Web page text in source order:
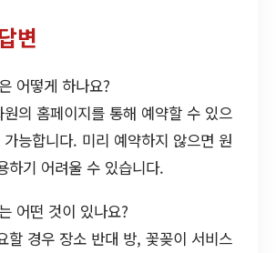
변
어떻게 하나요?
원의 홈페이지를 통해 예약할 수 있으
능합니다. 미리 예약하지 않으면 원
하기 어려울 수 있습니다.
어떤 것이 있나요?
할 경우 장소 반대 방, 꽃꽂이 서비스